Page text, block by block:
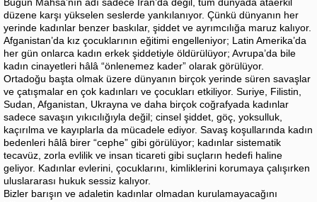
düzene karşı yükselen seslerde yankılanıyor. Çünkü dünyanın her
yerinde kadınlar benzer baskılar, şiddet ve ayrımcılığa maruz kalıyor.
Afganistan’da kız çocuklarının eğitimi engelleniyor; Latin Amerika’da
her gün onlarca kadın erkek şiddetiyle öldürülüyor; Avrupa’da bile
kadın cinayetleri hâlâ “önlenemez kader” olarak görülüyor.
Ortadoğu başta olmak üzere dünyanın birçok yerinde süren savaşlar
ve çatışmalar en çok kadınları ve çocukları etkiliyor. Suriye, Filistin,
Sudan, Afganistan, Ukrayna ve daha birçok coğrafyada kadınlar
sadece savaşın yıkıcılığıyla değil; cinsel şiddet, göç, yoksulluk,
kaçırılma ve kayıplarla da mücadele ediyor. Savaş koşullarında kadın
bedenleri hâlâ birer “cephe” gibi görülüyor; kadınlar sistematik
tecavüz, zorla evlilik ve insan ticareti gibi suçların hedefi haline
geliyor. Kadınlar evlerini, çocuklarını, kimliklerini korumaya çalışırken
uluslararası hukuk sessiz kalıyor.
Bizler barışın ve adaletin kadınlar olmadan kurulamayacağını